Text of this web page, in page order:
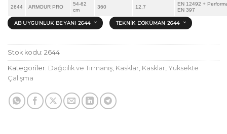
2644 ARMOUR PRO
54-62
cm
360 12.7
EN 12492 +
EN 397
AB UYGUNLUK BEYANI 2644 TEKNIK DÖKÜMAN 2644
Stok kodu: 2644
Kategoriler: Dağcılık ve Tırmanış, Kasklar, Kasklar, Yüksekte
Çalışma